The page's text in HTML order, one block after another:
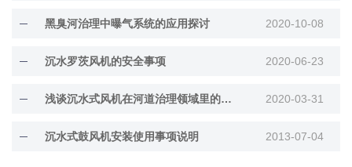
黑臭河治理中曝气系统的应用探讨 2020-10-08
沉水罗茨风机的安全事项 2020-06-23
浅谈沉水式风机在河道治理领域里的应用 2020-03-31
沉水式鼓风机安装使用事项说明 2013-07-04